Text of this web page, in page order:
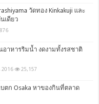
วัดทอง Kinkakuji และ
เดียว
อาหารริมน้ำ งดงามทั้งรสชาติ
2016 25,157
ตก Osaka หาของกินที่ตลาด